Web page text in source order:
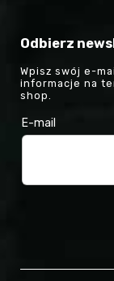
Odbierz
Wpisz swój e-
informacje na
shop.
E-mail